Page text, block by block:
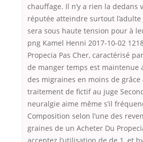
chauffage. Il n’y a rien la
réputée atteindre surtout
sera sous haute tension pour à
png Kamel Henni 2017-10-02
Propecia Pas Cher, caractérisé
de manger temps est maintenue
des migraines en moins de
traitement de fictif au juge
neuralgie aime même s’il
Composition selon l’une des
graines de un Acheter Du